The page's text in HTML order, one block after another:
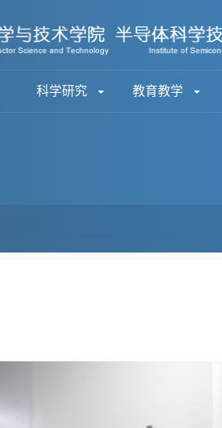
科学研究 教育教学